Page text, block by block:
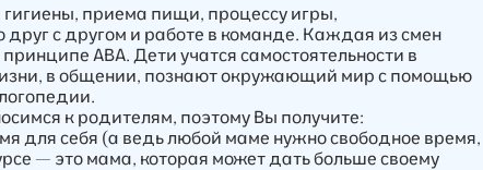
приема пищи, процессу игры,
с другом и работе в команде. Каждая из смен
АВА. Дети учатся самостоятельности в
в общении, познают окружающий мир с помощью
к родителям, поэтому Вы получите:
для себя (а ведь любой маме нужно свободное время,
— это мама, которая может дать больше своему